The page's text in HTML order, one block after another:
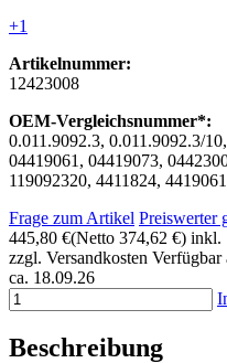
+1
Artikelnummer:
12423008
OEM-Vergleichsnummer*:
0.011.9092.3, 0.011.9092.3/
04419061, 04419073,
119092320, 4411824,
Frage zum Artikel Preiswerter
445,80 €(Netto 374,62 €) inkl.
zzgl. Versandkosten Verfügbar
ca. 18.09.26
Beschreibung